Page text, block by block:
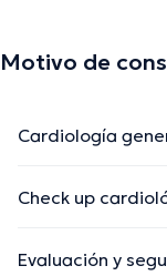
Motivo de
Cardiología
Check up
Evaluación y